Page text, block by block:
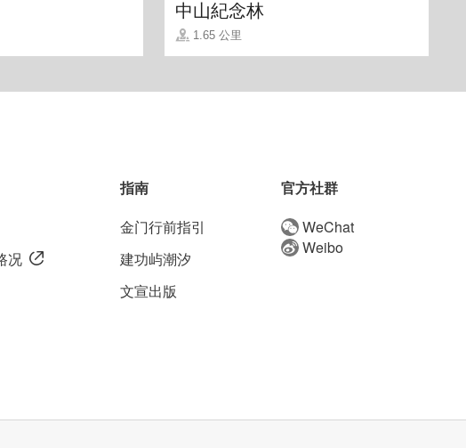
中山紀念林
1.65 公里
况
指南
金门行前指引
建功屿潮汐
文宣出版
官方社群
WeChat
Weibo